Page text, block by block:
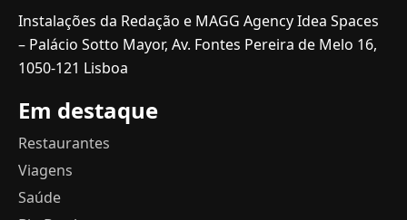
Instalações da Redação e MAGG Agency Idea Spaces
– Palácio Sotto Mayor, Av. Fontes Pereira de Melo 16,
1050-121 Lisboa
Em destaque
Restaurantes
Viagens
Saúde